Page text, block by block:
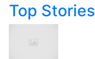
Top Stories